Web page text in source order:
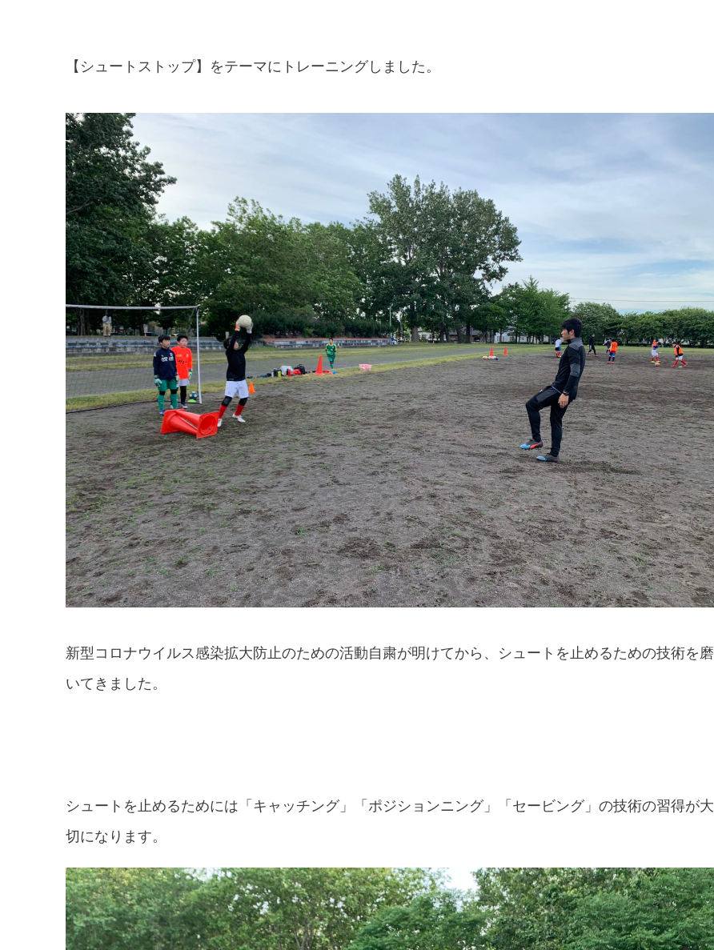
【シュートストップ】をテーマにトレーニングしました。
新型コロナウイルス感染拡大防止のための活動自粛が明けてから、シュートを止めるための技術を磨
いてきました。
シュートを止めるためには「キャッチング」「ポジションニング」「セービング」の技術の習得が大
切になります。